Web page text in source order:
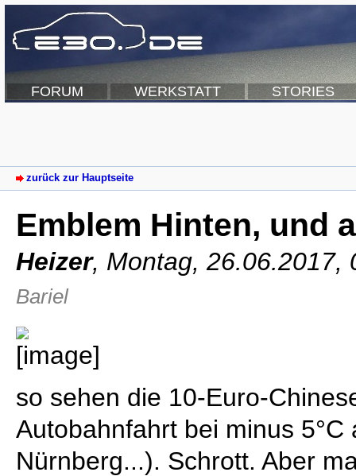
FORUM WERKSTATT STORIES
zurück zur Hauptseite
Emblem Hinten, und
Heizer, Montag, 26.06.2017,
Bariel
so sehen die 10-Euro-
Autobahnfahrt bei minus 5°C
Nürnberg...). Schrott. Aber